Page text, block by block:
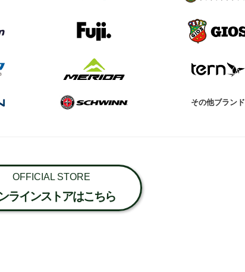
その他ブランド
OFFICIAL STORE
ラインストアはこちら